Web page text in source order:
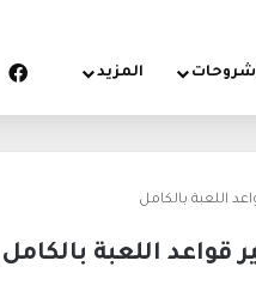
شروحات المزيد